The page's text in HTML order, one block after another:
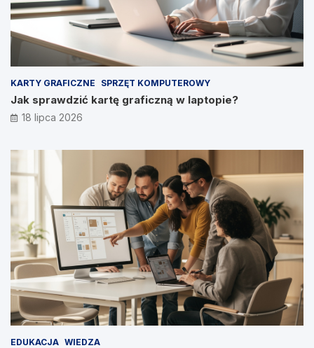
KARTY GRAFICZNE SPRZĘT KOMPUTEROWY
Jak sprawdzić kartę graficzną w laptopie?
18 lipca 2026
EDUKACJA WIEDZA